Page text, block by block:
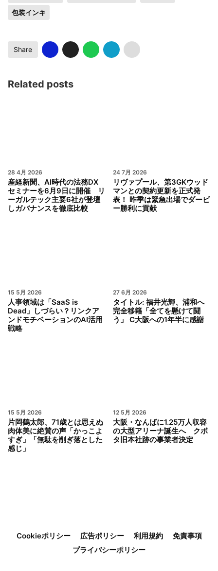
包装インキ
Share
Related posts
28 4月 2026
産経新聞、AI時代の法務DX
セミナーを6月9日に開催 リ
ーガルテック主要6社が登壇
しガバナンスを徹底比較
24 7月 2026
リヴァプール、第3GKウッド
マンとの契約更新を正式発
表！ 昨季は緊急出場でダービ
ー勝利に貢献
15 5月 2026
人事領域は「SaaS is
Dead」しづらい？リンクア
ンドモチベーションのAI活用
戦略
27 6月 2026
タイトル: 福井光輝、浦和へ
完全移籍「全てを懸けて闘
う」 C大阪への1年半に感謝
15 5月 2026
片岡鶴太郎、71歳とは思えぬ
肉体美に絶賛の声「かっこよ
すぎ」「無駄を削ぎ落とした
感じ」
12 5月 2026
大阪・なんばに1.25万人収容
の大型アリーナ誕生へ クボ
タ旧本社跡の事業者決定
Cookieポリシー 広告ポリシー 利用規約
免責事項
プライバシーポリシー